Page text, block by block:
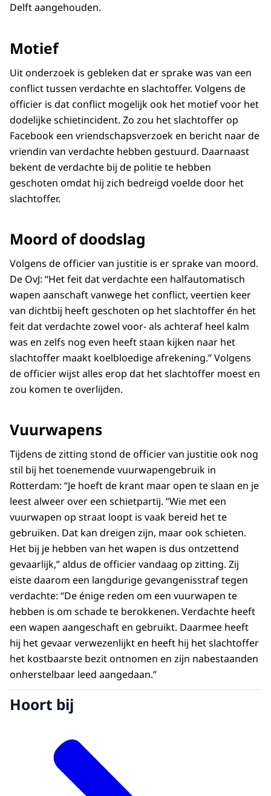
Delft aangehouden.
Motief
Uit onderzoek is gebleken dat er sprake was van een
conflict tussen verdachte en slachtoffer. Volgens de
officier is dat conflict mogelijk ook het motief voor het
dodelijke schietincident. Zo zou het slachtoffer op
Facebook een vriendschapsverzoek en bericht naar de
vriendin van verdachte hebben gestuurd. Daarnaast
bekent de verdachte bij de politie te hebben
geschoten omdat hij zich bedreigd voelde door het
slachtoffer.
Moord of doodslag
Volgens de officier van justitie is er sprake van moord.
De OvJ: “Het feit dat verdachte een halfautomatisch
wapen aanschaft vanwege het conflict, veertien keer
van dichtbij heeft geschoten op het slachtoffer én het
feit dat verdachte zowel voor- als achteraf heel kalm
was en zelfs nog even heeft staan kijken naar het
slachtoffer maakt koelbloedige afrekening.” Volgens
de officier wijst alles erop dat het slachtoffer moest en
zou komen te overlijden.
Vuurwapens
Tijdens de zitting stond de officier van justitie ook nog
stil bij het toenemende vuurwapengebruik in
Rotterdam: “Je hoeft de krant maar open te slaan en je
leest alweer over een schietpartij. ”Wie met een
vuurwapen op straat loopt is vaak bereid het te
gebruiken. Dat kan dreigen zijn, maar ook schieten.
Het bij je hebben van het wapen is dus ontzettend
gevaarlijk,” aldus de officier vandaag op zitting. Zij
eiste daarom een langdurige gevangenisstraf tegen
verdachte: “De énige reden om een vuurwapen te
hebben is om schade te berokkenen. Verdachte heeft
een wapen aangeschaft en gebruikt. Daarmee heeft
hij het gevaar verwezenlijkt en heeft hij het slachtoffer
het kostbaarste bezit ontnomen en zijn nabestaanden
onherstelbaar leed aangedaan.”
Hoort bij